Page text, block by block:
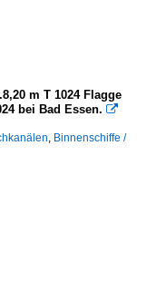
m T 1024 Flagge
bei Bad Essen. 
Binnenschiffe /